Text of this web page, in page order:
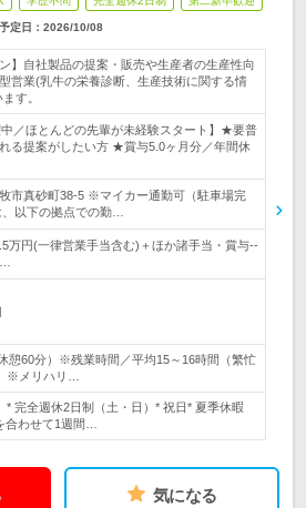
定日： 2026/10/08
】自社製品の提案・販売や生産者の生産性向
営業(乳牛の栄養診断、生産技術に関する情
す。
中／ほとんどの先輩が未経験スタート】★要普
る提案がしたい方 ★賞与5.0ヶ月分／年間休
市真砂町38-5 ※マイカー通勤可（駐車場完
以下の拠点での勤…
万円(一律営業手当含む)＋ほか諸手当・賞与--
憩60分）※残業時間／平均15～16時間（繁忙
※メリハリ…
* 完全週休2日制（土・日）* 祝日* 夏季休暇
合わせて1週間…
気になる